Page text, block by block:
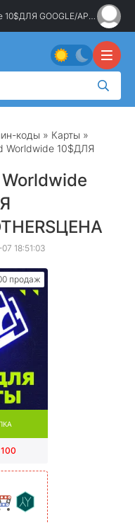
APPLE/OTHERS️ЦЕНА
коды » Карты »
Worldwide 10$️ДЛЯ
18:51:03
продаж
100